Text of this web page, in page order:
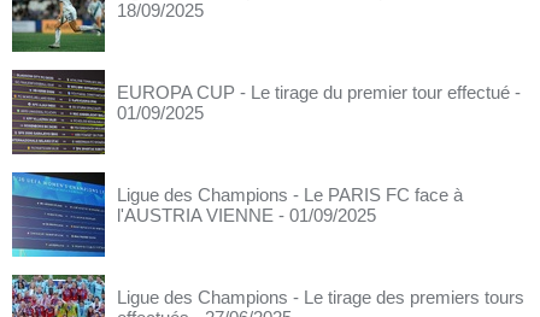
18/09/2025
EUROPA CUP - Le tirage du premier tour effectué -
01/09/2025
Ligue des Champions - Le PARIS FC face à
l'AUSTRIA VIENNE - 01/09/2025
Ligue des Champions - Le tirage des premiers tours